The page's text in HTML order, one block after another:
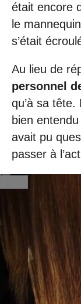
était encore
le
s’était
Au lieu de
personnel
qu’à sa tête.
bien
avait pu
passer à